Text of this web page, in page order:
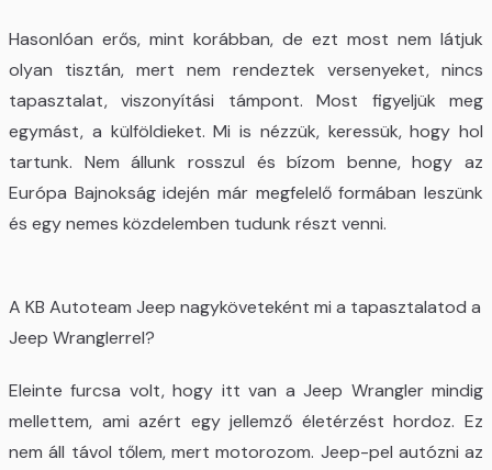
Hasonlóan erős, mint korábban, de ezt most nem látjuk
olyan tisztán, mert nem rendeztek versenyeket, nincs
tapasztalat, viszonyítási támpont. Most figyeljük meg
egymást, a külföldieket. Mi is nézzük, keressük, hogy hol
tartunk. Nem állunk rosszul és bízom benne, hogy az
Európa Bajnokság idején már megfelelő formában leszünk
és egy nemes közdelemben tudunk részt venni.
A KB Autoteam Jeep nagyköveteként mi a tapasztalatod a
Jeep Wranglerrel?
Eleinte furcsa volt, hogy itt van a Jeep Wrangler mindig
mellettem, ami azért egy jellemző életérzést hordoz. Ez
nem áll távol tőlem, mert motorozom. Jeep-pel autózni az